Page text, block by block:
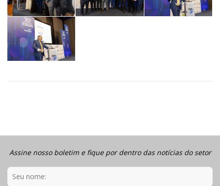
Assine nosso boletim e fique por dentro das notícias do setor